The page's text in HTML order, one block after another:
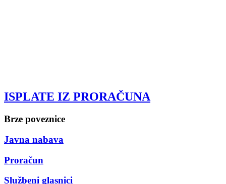
ISPLATE IZ PRORAČUNA
Brze poveznice
Javna nabava
Proračun
Službeni glasnici